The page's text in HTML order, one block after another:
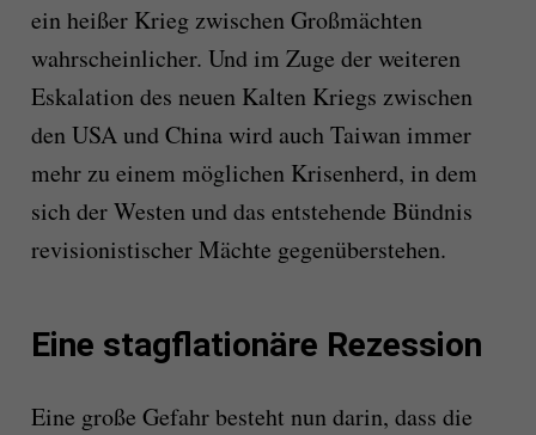
ein heißer Krieg zwischen Großmächten
wahrscheinlicher. Und im Zuge der weiteren
Eskalation des neuen Kalten Kriegs zwischen
den USA und China wird auch Taiwan immer
mehr zu einem möglichen Krisenherd, in dem
sich der Westen und das entstehende Bündnis
revisionistischer Mächte gegenüberstehen.
Eine stagflationäre Rezession
Eine große Gefahr besteht nun darin, dass die